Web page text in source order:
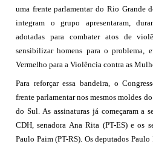
uma frente parlamentar do Rio Grande
integram o grupo apresentaram,
adotadas para combater atos de
sensibilizar homens para o problema,
Vermelho para a Violência contra as
Para reforçar essa bandeira, o
frente parlamentar nos mesmos moldes
do Sul. As assinaturas já começaram a
CDH, senadora Ana Rita (PT-ES) e os
Paulo Paim (PT-RS). Os deputados